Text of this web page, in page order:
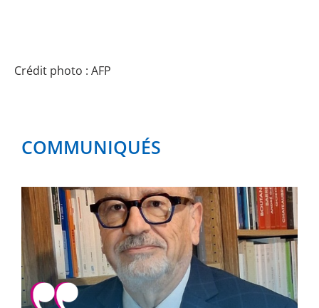
Crédit photo : AFP
COMMUNIQUÉS